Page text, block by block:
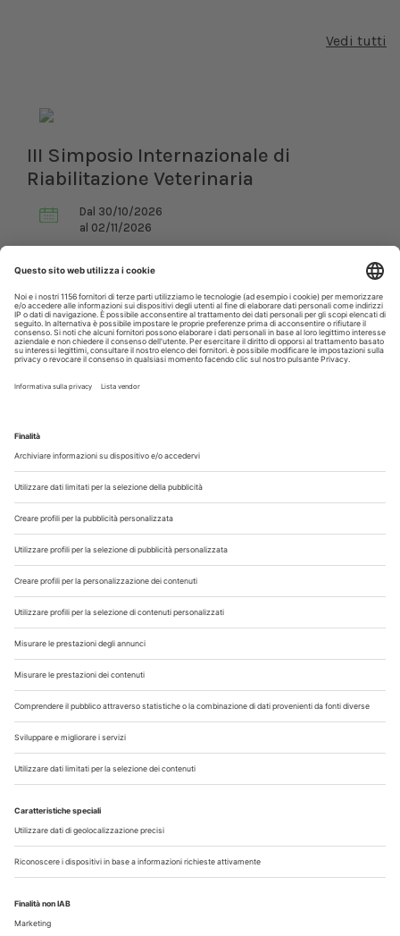
Vedi tutti
III Simposio Internazionale di
Riabilitazione Veterinaria
Dal 30/10/2026
al 02/11/2026
Chi Siamo
Contatti